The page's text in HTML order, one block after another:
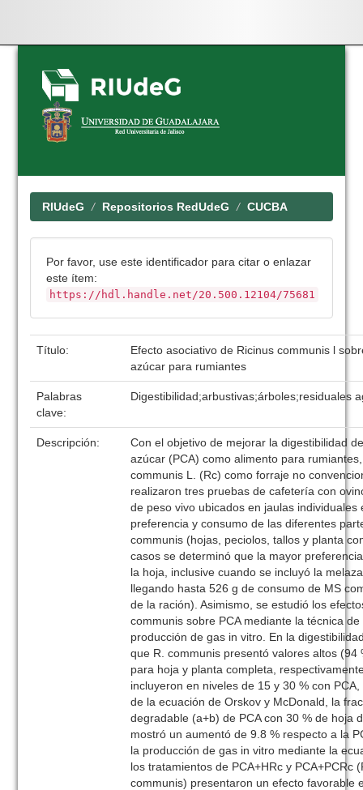
Skip
navigation
RIUdeG Repositorios RedUdeG CUCBA
Por favor, use este identificador para citar o enlazar
este ítem:
https://hdl.handle.net/20.500.12104/75681
Título:
Efecto asociativo de Ricinus communis l
azúcar para rumiantes
Palabras
clave:
Digestibilidad;arbustivas;árboles;residuales
Descripción:
Con el objetivo de mejorar la digestibilidad
azúcar (PCA) como alimento para
communis L. (Rc) como forraje no
realizaron tres pruebas de cafetería con
de peso vivo ubicados en jaulas individuales
preferencia y consumo de las diferentes
communis (hojas, peciolos, tallos y planta
casos se determinó que la mayor
la hoja, inclusive cuando se incluyó la
llegando hasta 526 g de consumo de MS
de la ración). Asimismo, se estudió los
communis sobre PCA mediante la técnica
producción de gas in vitro. En la
que R. communis presentó valores altos (94
para hoja y planta completa,
incluyeron en niveles de 15 y 30 % con
de la ecuación de Orskov y McDonald, la
degradable (a+b) de PCA con 30 % de hoja
mostró un aumentó de 9.8 % respecto a la
la producción de gas in vitro mediante la
los tratamientos de PCA+HRc y PCA+PCRc
communis) presentaron un efecto favorable